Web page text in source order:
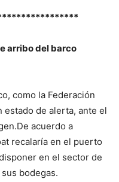
arribo del barco
como la Federación
estado de alerta, ante el
acuerdo a
recalaría en el puerto
en el sector de
bodegas.